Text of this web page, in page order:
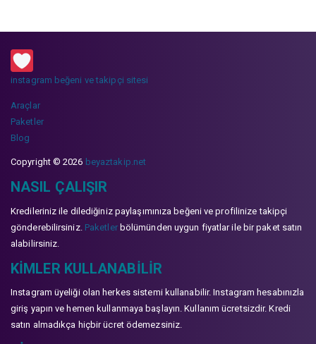
instagram beğeni ve takipçi sitesi
Araçlar
Paketler
Blog
Copyright © 2026 beyaztakip.net
NASIL ÇALIŞIR
Kredileriniz ile dilediğiniz paylaşımınıza beğeni ve profilinize takipçi
gönderebilirsiniz. Paketlerbölümünden uygun fiyatlar ile bir paket satın
alabilirsiniz.
KIMLER KULLANABILIR
Instagram üyeliği olan herkes sistemi kullanabilir. Instagram hesabınızla
giriş yapın ve hemen kullanmaya başlayın. Kullanım ücretsizdir. Kredi
satın almadıkça hiçbir ücret ödemezsiniz.